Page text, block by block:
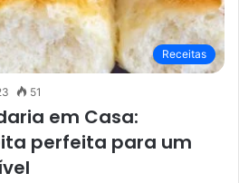
Receitas
51
em Casa:
perfeita para um